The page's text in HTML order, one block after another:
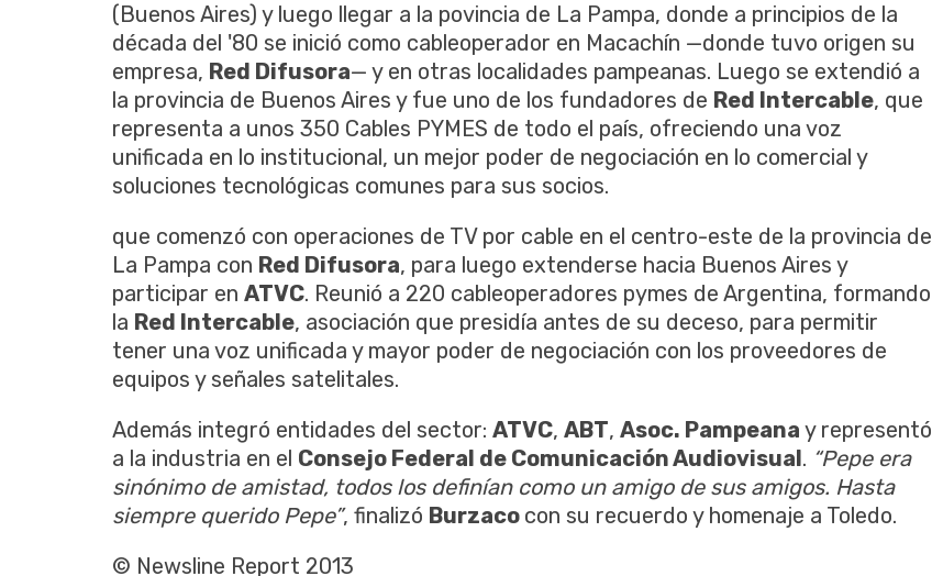
(Buenos Aires) y luego llegar a la povincia de La Pampa, donde a principios de la
década del '80 se inició como cableoperador en Macachín —donde tuvo origen su
empresa, Red Difusora— y en otras localidades pampeanas. Luego se extendió a
la provincia de Buenos Aires y fue uno de los fundadores de Red Intercable, que
representa a unos 350 Cables PYMES de todo el país, ofreciendo una voz
unificada en lo institucional, un mejor poder de negociación en lo comercial y
soluciones tecnológicas comunes para sus socios.
que comenzó con operaciones de TV por cable en el centro-este de la provincia de
La Pampa con Red Difusora, para luego extenderse hacia Buenos Aires y
participar en ATVC. Reunió a 220 cableoperadores pymes de Argentina, formando
la Red Intercable, asociación que presidía antes de su deceso, para permitir
tener una voz unificada y mayor poder de negociación con los proveedores de
equipos y señales satelitales.
Además integró entidades del sector: ATVC, ABT, Asoc. Pampeana y representó
a la industria en el Consejo Federal de Comunicación Audiovisual . “Pepe era
sinónimo de amistad, todos los definían como un amigo de sus amigos. Hasta
siempre querido Pepe”, finalizó Burzaco con su recuerdo y homenaje a Toledo.
© Newsline Report 2013